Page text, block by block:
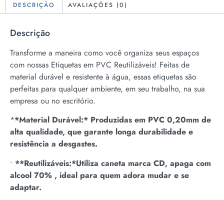
DESCRIÇÃO AVALIAÇÕES (0)
Descrição
Transforme a maneira como você organiza seus espaços
com nossas Etiquetas em PVC Reutilizáveis! Feitas de
material durável e resistente à água, essas etiquetas são
perfeitas para qualquer ambiente, em seu trabalho, na sua
empresa ou no escritório.
**Material Durável:* Produzidas em PVC 0,20mm de
alta qualidade, que garante longa durabilidade e
resistência a desgastes.
• **Reutilizáveis:*Utiliza caneta marca CD, apaga com
alcool 70% , ideal para quem adora mudar e se
adaptar.